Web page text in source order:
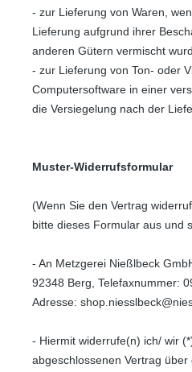
- zur Lieferung von Waren,
Lieferung aufgrund ihrer
anderen Gütern vermischt
- zur Lieferung von Ton- oder
Computersoftware in einer
die Versiegelung nach der
Muster-Widerrufsformular
(Wenn Sie den Vertrag
bitte dieses Formular aus und
- An Metzgerei Nießlbeck
92348 Berg Telefaxnummer:
Adresse:
- Hiermit widerrufe(n) ich/ wir
abgeschlossenen Vertrag